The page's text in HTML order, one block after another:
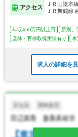
アクセス
ＪＲ山陰本
ＪＲ舞鶴線
年収450万円以上可 原則、
産休・育休取得実績有り
車
求人の詳細を